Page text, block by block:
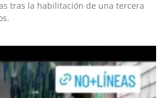
tras la habilitación de una tercera